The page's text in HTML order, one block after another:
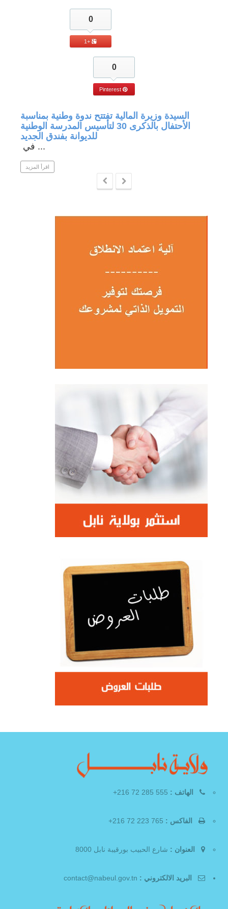
0
+1
0
Pinterest
السيدة وزيرة المالية تفتتح ندوة وطنية بمناسبة
الأحتفال بالذكرى 30 لتأسيس المدرسة الوطنية
للديوانة بفندق الجديد
في ...
اقرأ المزيد
الهاتف :
الفاكس :
العنوان : شارع الحبيب بورقيبة نابل 8000
البريد الالكتروني :